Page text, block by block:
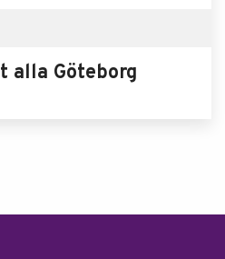
alla Göteborg